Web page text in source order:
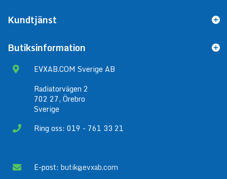
Kundtjänst
Butiksinformation
EVXAB.COM Sverige AB
Radiatorvägen 2
702 27, Örebro
Sverige
Ring oss: 019 - 761 33 21
E-post: butik@evxab.com